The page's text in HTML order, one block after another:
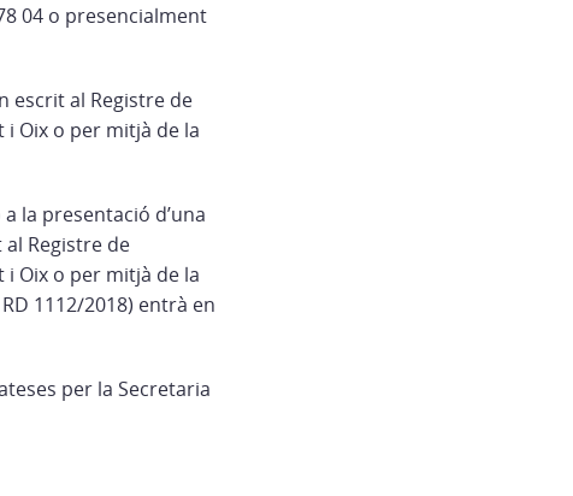
04 o presencialment
escrit al Registre de
i Oix o per mitjà de la
la presentació d’una
Registre de
i Oix o per mitjà de la
1112/2018) entrà en
per la Secretaria